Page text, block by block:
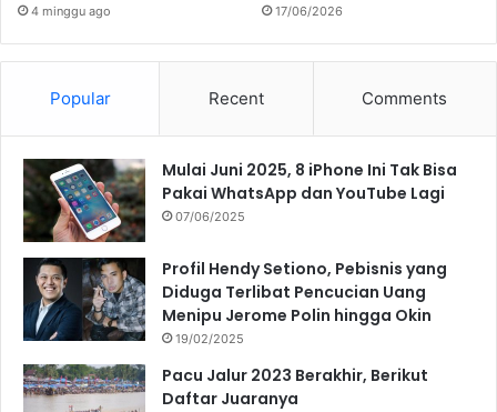
4 minggu ago 17/06/2026
Popular Recent Comments
Mulai Juni 2025, 8 iPhone Ini Tak Bisa
Pakai WhatsApp dan YouTube Lagi
07/06/2025
Profil Hendy Setiono, Pebisnis yang
Diduga Terlibat Pencucian Uang
Menipu Jerome Polin hingga Okin
19/02/2025
Pacu Jalur 2023 Berakhir, Berikut
Daftar Juaranya